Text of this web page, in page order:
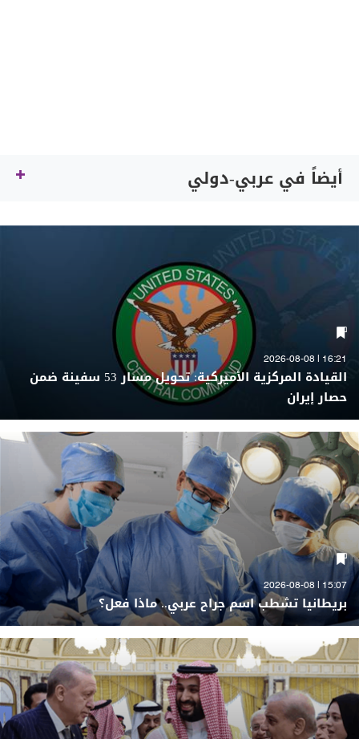
أيضاً في عربي-دولي
16:21 | 2026-08-08
القيادة المركزية الأميركية: تحويل مسار 53 سفينة ضمن
حصار إيران
15:07 | 2026-08-08
بريطانيا تشطب اسم جراح عربي.. ماذا فعل؟